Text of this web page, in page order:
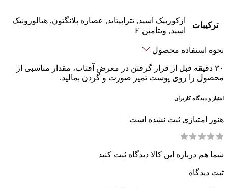
ترکیبات
ازکوربیک اسید, تتراپپتاید, عصاره پلانگتون, هیالورونیک
اسید, ویتامین E
نحوه استفاده محصول
۳۰ دقیقه قبل از قرار گرفتن در معرض آفتاب، مقدار مناسبی از
محصول را روی پوست تمیز صورت و گردن بمالید.
امتیاز و دیدگاه کاربران
هنوز امتیازی ثبت نشده است
شما هم درباره این کالا دیدگاه ثبت کنید
ثبت دیدگاه